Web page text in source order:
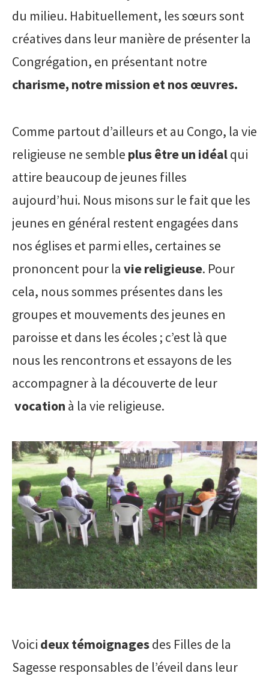
du milieu. Habituellement, les sœurs sont
créatives dans leur manière de présenter la
Congrégation, en présentant notre
charisme, notre mission et nos œuvres.
Comme partout d’ailleurs et au Congo, la vie
religieuse ne semble plus être un idéalqui
attire beaucoup de jeunes filles
aujourd’hui. Nous misons sur le fait que les
jeunes en général restent engagées dans
nos églises et parmi elles, certaines se
prononcent pour la vie religieuse. Pour
cela, nous sommes présentes dans les
groupes et mouvements des jeunes en
paroisse et dans les écoles ; c’est là que
nous les rencontrons et essayons de les
accompagner à la découverte de leur
vocation à la vie religieuse.
Voici deux témoignagesdes Filles de la
Sagesse responsables de l’éveil dans leur